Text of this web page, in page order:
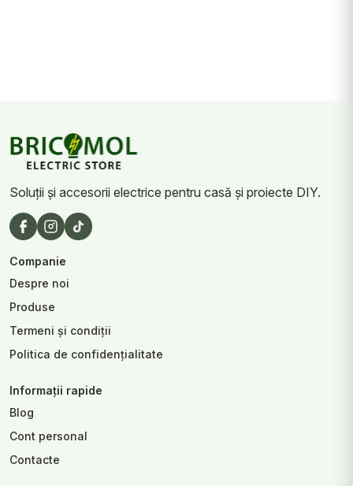
Soluții și accesorii electrice pentru casă și proiecte DIY.
Companie
Despre noi
Produse
Termeni și condiții
Politica de confidențialitate
Informații rapide
Blog
Cont personal
Contacte